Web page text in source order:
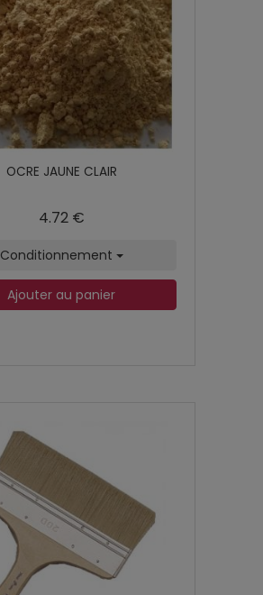
OCRE JAUNE CLAIR
4.72 €
Conditionnement
Ajouter au panier